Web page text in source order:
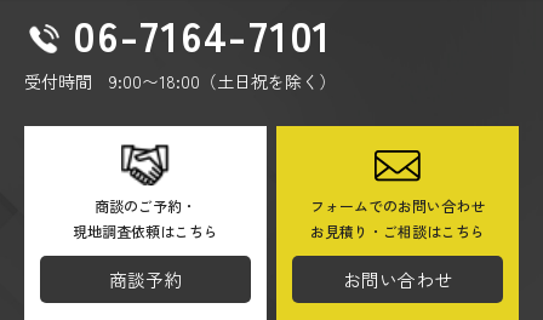
06-7164-7101
受付時間 9:00〜18:00（土日祝を除く）
商談のご予約・
現地調査依頼はこちら
商談予約
フォームでのお問い合わせ
お見積り・ご相談はこちら
お問い合わせ